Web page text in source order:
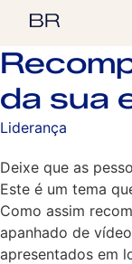
da sua
Liderança
Deixe que as
Este é um tema
Como assim
apanhado de
apresentados em